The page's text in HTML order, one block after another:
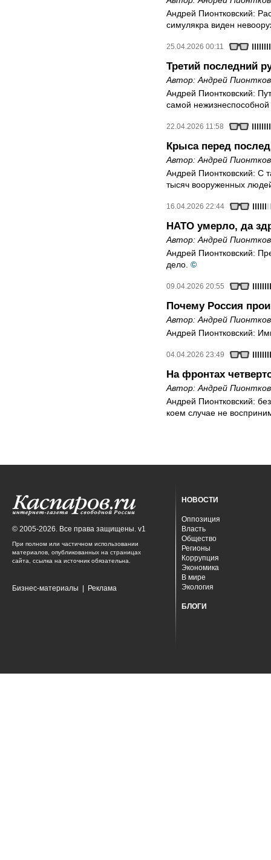
Андрей Пионтковский:
симулякра виден
25.04.2026 00:11
Третий последний
Автор: Андрей
Андрей Пионтковский:
самой нежизнеспособной
22.04.2026 11:58
Крыса перед
Автор: Андрей
Андрей Пионтковский: С
тысяч вооруженных
16.04.2026 22:44
НАТО умерло, да
Автор: Андрей
Андрей Пионтковский:
дело. ©
09.04.2026 20:55
Почему Россия
Автор: Андрей
Андрей Пионтковский:
04.04.2026 23:49
На фронтах
Автор: Андрей
Андрей Пионтковский:
коем случае не
© 2005-2026. Все права защищены. v1
При полном или частичном использовании
материалов, опубликованных на страницах
сайта, ссылка на источник обязательна.
Бизнес-материалы Реклама
НОВОСТИ
Оппозиция
Власть
Общество
Регионы
Коррупция
Экономика
В мире
Экология
БЛОГИ